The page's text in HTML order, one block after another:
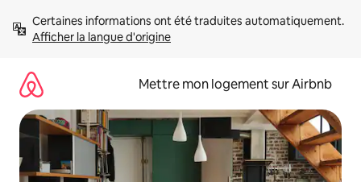
directement
Afficher la langue d'origine
Mettre mon logement sur Airbnb